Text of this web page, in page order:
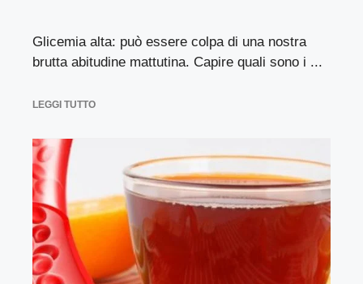
Glicemia alta: può essere colpa di una nostra
brutta abitudine mattutina. Capire quali sono i ...
LEGGI TUTTO